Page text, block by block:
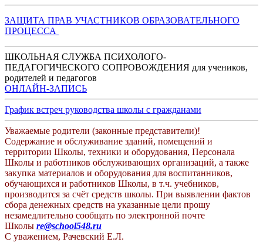
ЗАЩИТА ПРАВ УЧАСТНИКОВ ОБРАЗОВАТЕЛЬНОГО
ПРОЦЕССА
ШКОЛЬНАЯ СЛУЖБА ПСИХОЛОГО-
ПЕДАГОГИЧЕСКОГО СОПРОВОЖДЕНИЯ для учеников,
родителей и педагогов
ОНЛАЙН-ЗАПИСЬ
График встреч руководства школы с гражданами
Уважаемые родители (законные представители)!
Содержание и обслуживание зданий, помещений и
территории Школы, техники и оборудования, Персонала
Школы и работников обслуживающих организаций, а также
закупка материалов и оборудования для воспитанников,
обучающихся и работников Школы, в т.ч. учебников,
производится за счёт средств школы. При выявлении фактов
сбора денежных средств на указанные цели прошу
незамедлительно сообщать по электронной почте
Школы re@school548.ru
С уважением, Рачевский Е.Л.